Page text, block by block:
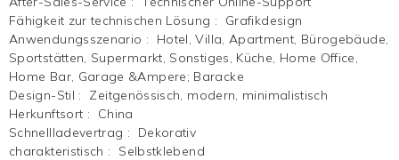
Fähigkeit zur technischen Lösung :
Grafikdesign
Anwendungsszenario :
Hotel, Villa, Apartment, Bürogebäude,
Sportstätten, Supermarkt, Sonstiges, Küche, Home Office,
Home Bar, Garage &Ampere; Baracke
Design-Stil :
Zeitgenössisch, modern, minimalistisch
Herkunftsort :
China
Schnellladevertrag :
Dekorativ
charakteristisch :
Selbstklebend